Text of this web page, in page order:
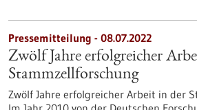
Pressemitteilung - 08.07.2022
Zwölf Jahre erfolgreicher
Stammzellforschung
Zwölf Jahre erfolgreicher Arbeit in der